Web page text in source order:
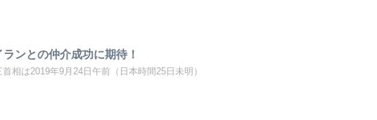
ンとの仲介成功に期待！
相は2019年9月24日午前（日本時間25日未明）